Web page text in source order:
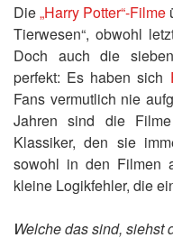
Die„Harry Potter“-Filme
Tierwesen“, obwohl
Doch auch die
perfekt: Es haben sich
Fans vermutlich nie
Jahren sind die
Klassiker, den sie
sowohl in den Filmen
kleine Logikfehler, die
Welche das sind, siehst